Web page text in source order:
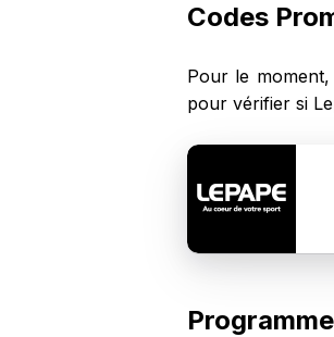
Codes
Pour le
pour vérifier si